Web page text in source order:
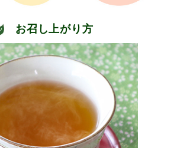
お召し上がり方